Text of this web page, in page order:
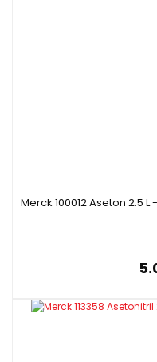
Merck 100012 Aseton 2.5